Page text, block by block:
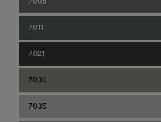
7011
7021
7030
7035